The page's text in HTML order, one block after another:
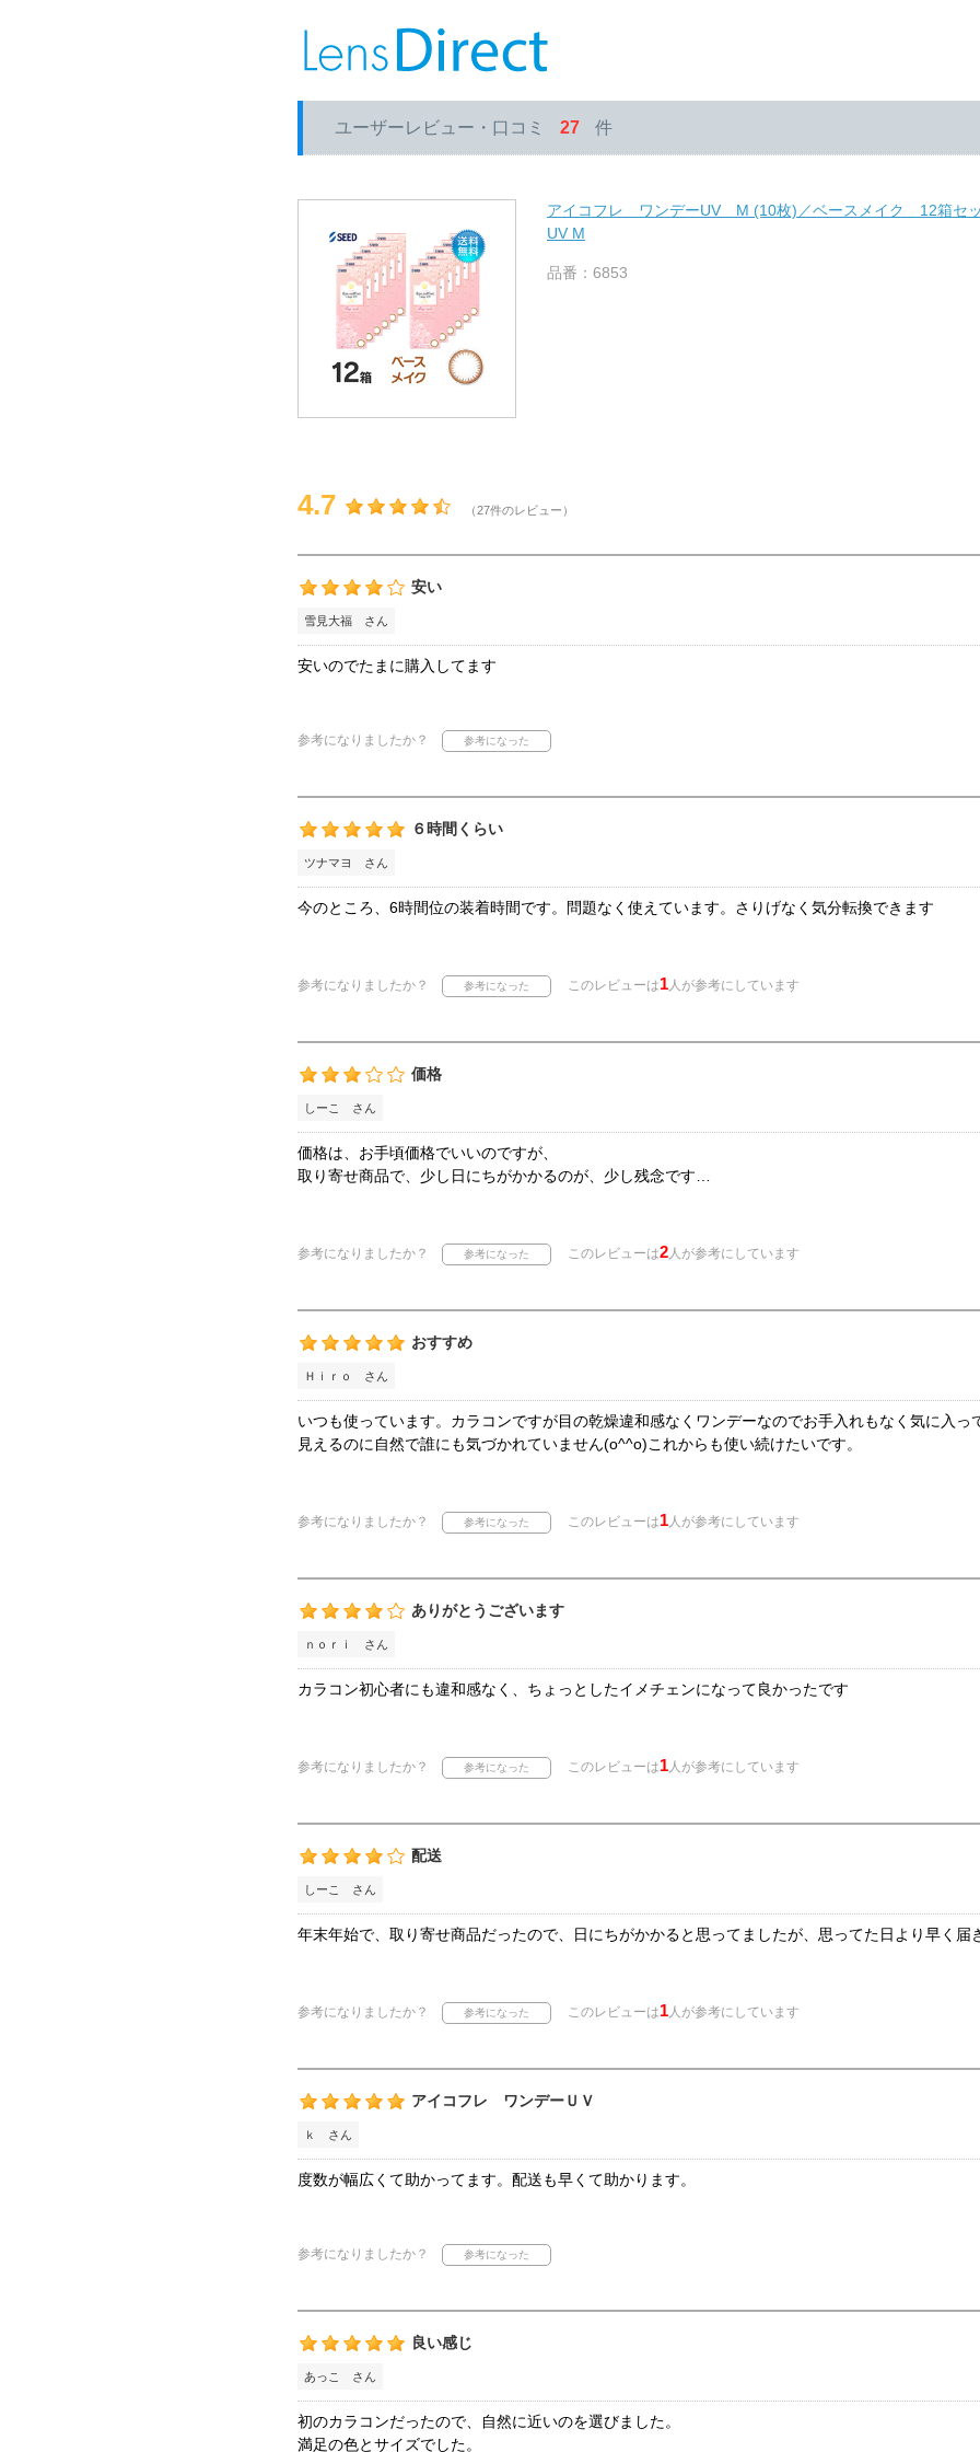
ユーザーレビュー・口コミ 27 件
アイコフレ ワンデーUV M (10枚)／ベースメイク 12箱
UV M
品番：6853
4.7 （27件のレビュー）
安い
雪見大福 さん
安いのでたまに購入してます
参考になりましたか？
６時間くらい
ツナマヨ さん
今のところ、6時間位の装着時間です。問題なく使えています。さりげなく気分転換できます
参考になりましたか？ このレビューは1人が参考にしています
価格
しーこ さん
価格は、お手頃価格でいいのですが、
取り寄せ商品で、少し日にちがかかるのが、少し残念です…
参考になりましたか？ このレビューは2人が参考にしています
おすすめ
Ｈｉｒｏ さん
いつも使っています。カラコンですが目の乾燥違和感なくワンデーなのでお手入れもなく気に入っ
見えるのに自然で誰にも気づかれていません(o^^o)これからも使い続けたいです。
参考になりましたか？ このレビューは1人が参考にしています
ありがとうございます
ｎｏｒｉ さん
カラコン初心者にも違和感なく、ちょっとしたイメチェンになって良かったです
参考になりましたか？ このレビューは1人が参考にしています
配送
しーこ さん
年末年始で、取り寄せ商品だったので、日にちがかかると思ってましたが、思ってた日より早く届
参考になりましたか？ このレビューは1人が参考にしています
アイコフレ ワンデーＵＶ
ｋ さん
度数が幅広くて助かってます。配送も早くて助かります。
参考になりましたか？
良い感じ
あっこ さん
初のカラコンだったので、自然に近いのを選びました。
満足の色とサイズでした。